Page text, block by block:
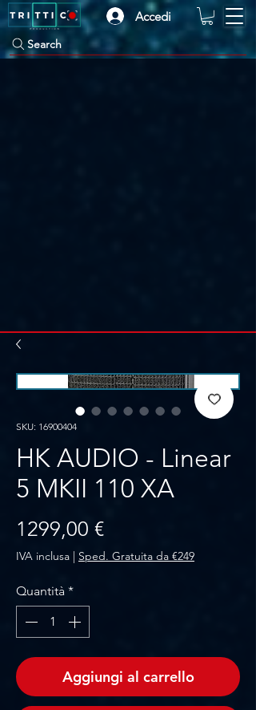
Accedi
Search
SKU: 16900404
HK AUDIO - Linear
5 MKII 110 XA
1299,00 €Prezzo
IVA inclusa | Sped. Gratuita da €249
Quantità *
Aggiungi al carrello